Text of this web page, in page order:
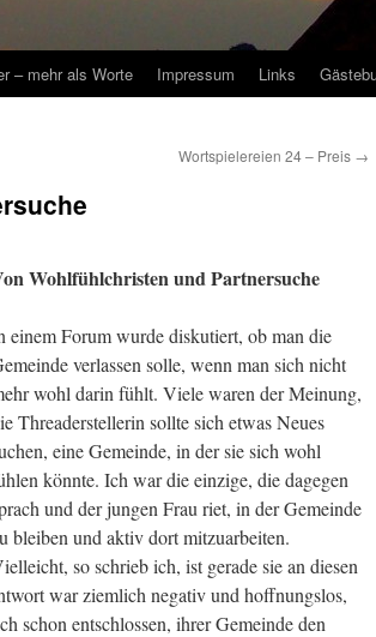
– mehr als Worte Impressum Links
Wortspielereien 24 – Preis →
Wohlfühlchristen und Partnersuche
einem Forum wurde diskutiert, ob man die
verlassen solle, wenn man sich nicht
wohl darin fühlt. Viele waren der Meinung,
Threaderstellerin sollte sich etwas Neues
eine Gemeinde, in der sie sich wohl
könnte. Ich war die einzige, die dagegen
und der jungen Frau riet, in der Gemeinde
bleiben und aktiv dort mitzuarbeiten.
so schrieb ich, ist gerade sie an diesen
war ziemlich negativ und hoffnungslos,
schon entschlossen, ihrer Gemeinde den